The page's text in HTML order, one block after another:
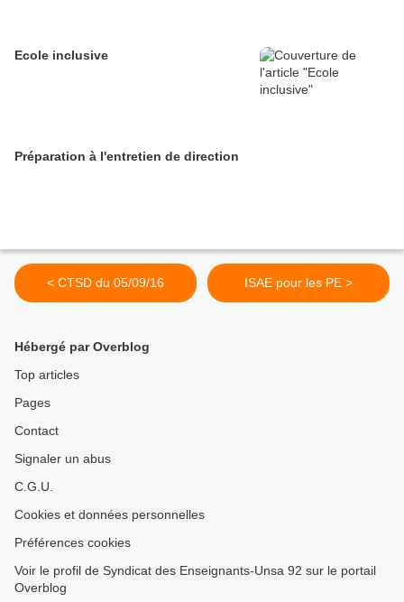
Ecole inclusive
Préparation à l'entretien de direction
< CTSD du 05/09/16 ISAE pour les PE >
Hébergé par Overblog
Top articles
Pages
Contact
Signaler un abus
C.G.U.
Cookies et données personnelles
Préférences cookies
Voir le profil de Syndicat des Enseignants-Unsa 92 sur le portail
Overblog